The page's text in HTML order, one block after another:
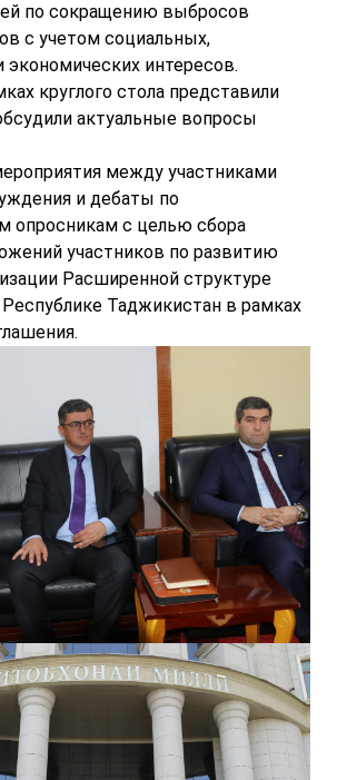
по сокращению выбросов
с учетом социальных,
экономических интересов.
круглого стола представили
актуальные вопросы
между участниками
и дебаты по
опросникам с целью сбора
участников по развитию
Расширенной структуре
Таджикистан в рамках